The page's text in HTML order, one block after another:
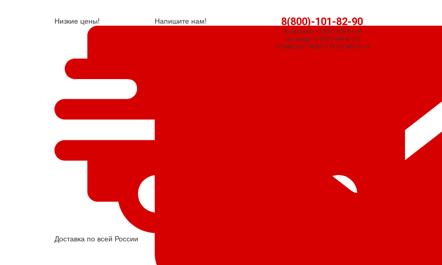
Низкие цены!
Доставка по всей России
Напишите нам! 8(800)-101-82-90
по заказам: +7(917)-836-91-54
по складу: +7(937)-544-47-76
+7(8442)-57-18-00 +7 (917) 849-37-14